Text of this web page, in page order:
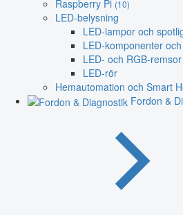
Raspberry Pi (10)
LED-belysning
LED-lampor och
LED-komponenter
LED- och RGB-remsor
LED-rör
Hemautomation och Smart
Fordon &